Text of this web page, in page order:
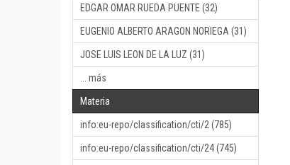
EDGAR OMAR RUEDA PUENTE (32)
EUGENIO ALBERTO ARAGON NORIEGA (31)
JOSE LUIS LEON DE LA LUZ (31)
... más
Materia
info:eu-repo/classification/cti/2 (785)
info:eu-repo/classification/cti/24 (745)